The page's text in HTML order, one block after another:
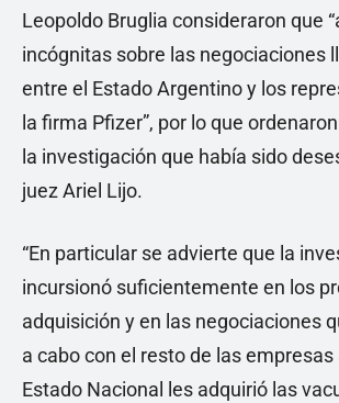
Leopoldo Bruglia consideraron que
incógnitas sobre las negociaciones
entre el Estado Argentino y los
la firma Pfizer”, por lo que
la investigación que había sido
juez Ariel Lijo.
“En particular se advierte que la
incursionó suficientemente en los
adquisición y en las negociaciones
a cabo con el resto de las empresas
Estado Nacional les adquirió las